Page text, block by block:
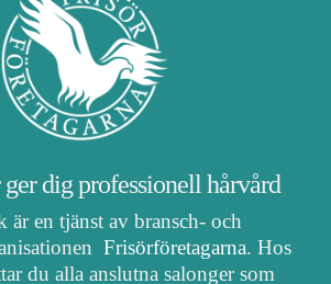
dig professionell hårvård
är en tjänst av bransch- och
Frisörföretagarna. Hos
du alla anslutna salonger som